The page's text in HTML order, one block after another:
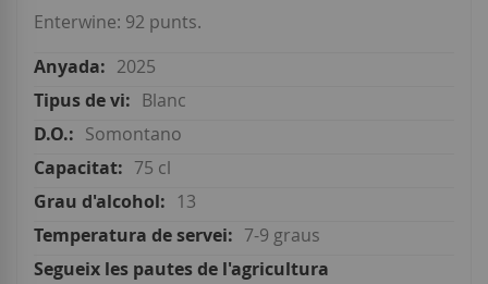
Enterwine: 92 punts.
2025
Blanc
Somontano
75 cl
13
7-9 graus